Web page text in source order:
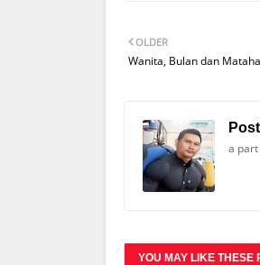
OLDER
Wanita, Bulan dan
a
YOU MAY LIKE THESE